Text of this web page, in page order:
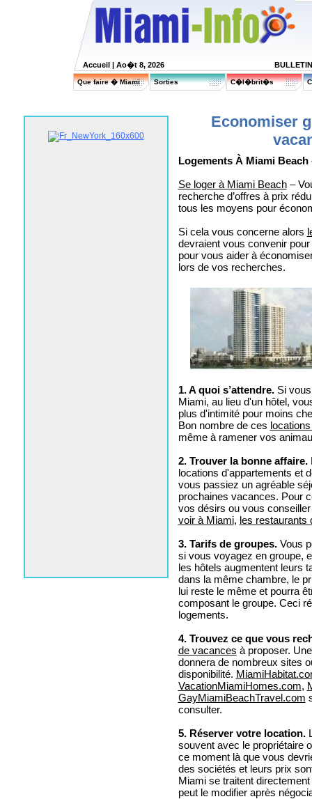
Accueil | Ao�t 8, 2026
Que faire � Miami Sorties C�l�brit�s
Economiser
Logements À Miami
Se loger à Miami Beach–
recherche d’offres à prix
tous les moyens pour
Si cela vous concerne alors
devraient vous convenir
pour vous aider à
lors de vos recherches.
1. A quoi s’attendre.Si vous
Miami, au lieu d'un hôtel,
plus d'intimité pour moins
Bon nombre de ces
même à ramener vos
2. Trouver la bonne affaire.
locations d'appartements et
vous passiez un agréable
prochaines vacances. Pour
vos désirs ou vous
voir à Miami, les restaurants
3. Tarifs de groupes.Vous
si vous voyagez en groupe,
les hôtels augmentent leurs
dans la même chambre, le
lui reste le même et pourra
composant le groupe. Ceci
logements.
4. Trouvez ce que vous
de vacances à proposer.
donnera de nombreux sites
disponibilité.
VacationMiamiHomes.com,
GayMiamiBeachTravel.com
consulter.
5. Réserver votre location.
souvent avec le propriétaire
ce moment là que vous
des sociétés et leurs prix
Miami se traitent
peut le modifier après